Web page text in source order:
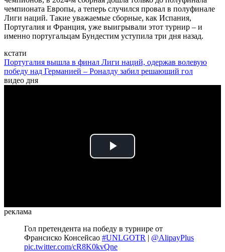
чемпионата Европы, а теперь случился провал в полуфинале
Лиги наций. Такие уважаемые сборные, как Испания,
Португалия и Франция, уже выигрывали этот турнир – и
именно португальцам Бундестим уступила три дня назад.
кстати
Португалия вышла в финал Лиги наций, одержав волевую
победу над Германией – Роналду забил решающий гол
видео дня
Play
реклама
Гол претендента на победу в турнире от
Франсиско Консейсао #UNLGOTR | @AlipayPlus
pic.twitter.com/cR8K0kvQne